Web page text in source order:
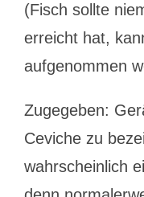
(Fisch sollte
erreicht hat,
aufgenommen
Zugegeben:
Ceviche zu
wahrscheinlich